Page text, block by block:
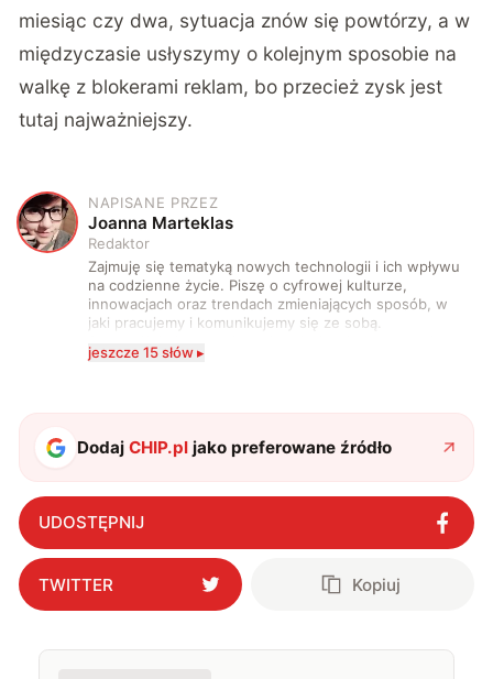
miesiąc czy dwa, sytuacja znów się powtórzy, a w
międzyczasie usłyszymy o kolejnym sposobie na
walkę z blokerami reklam, bo przecież zysk jest
tutaj najważniejszy.
J
NAPISANE PRZEZ
Joanna Marteklas
Redaktor
Zajmuję się tematyką nowych technologii i ich wpływu
na codzienne życie. Piszę o cyfrowej kulturze,
innowacjach oraz trendach zmieniających sposób, w
jaki pracujemy i komunikujemy się ze sobą.
technologii a współczesną popkulturą. W wolnych
jeszcze 15 słów ▸
DodajCHIP.pl jako preferowane źródło
UDOSTĘPNIJ
TWITTER Kopiuj